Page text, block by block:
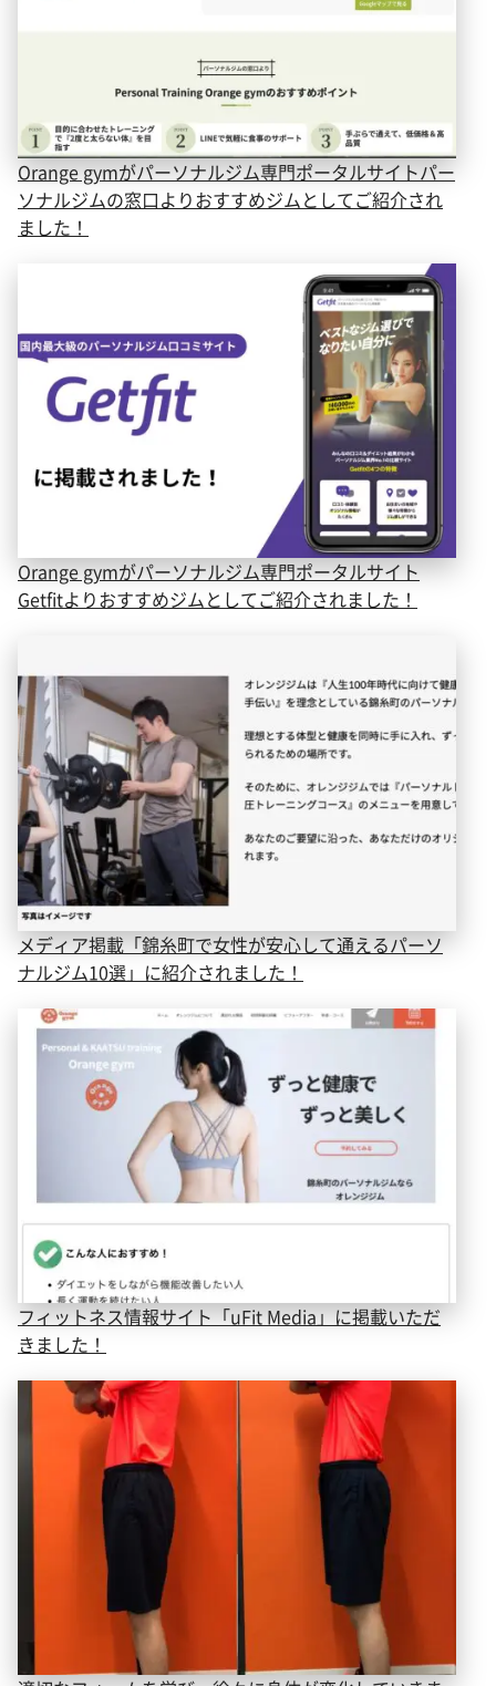
Orange gymがパーソナルジム専門ポータルサイトパー
ソナルジムの窓口よりおすすめジムとしてご紹介され
ました！
Orange gymがパーソナルジム専門ポータルサイト
Getfitよりおすすめジムとしてご紹介されました！
メディア掲載「錦糸町で女性が安心して通えるパーソ
ナルジム10選」に紹介されました！
フィットネス情報サイト「uFit Media」に掲載いただ
きました！